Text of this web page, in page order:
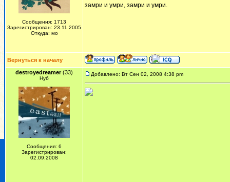
Сообщения: 1713
Зарегистрирован: 23.11.2005
Откуда: мо
замри и умри, замри и умри.
Вернуться к началу
destroyedreamer(33)
Нуб
Сообщения: 6
Зарегистрирован:
02.09.2008
Добавлено: Вт Сен 02, 2008 4:38 pm